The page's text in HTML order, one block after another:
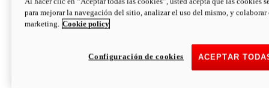
94 NmTorque
180 kgPESO HÚMEDO SIN
COMBUSTIBLE
newV2 SP
para mejorar la navegación del sitio, analizar el uso del mismo, y colaborar
marketing. Cookie policy
ACEPTAR
Configuración de cookies